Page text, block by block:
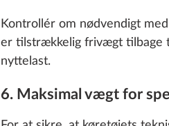
Kontrollér om nødvendigt
er tilstrækkelig frivægt tilbage
nyttelast.
6. Maksimal vægt for